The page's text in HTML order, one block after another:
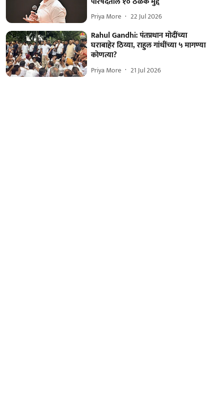
Priya More 22 Jul 2026
Rahul Gandhi: पंतप्रधान मोदींच्या
घराबाहेर ठिय्या, राहुल गांधींच्या ५ मागण्या
कोणत्या?
Priya More 21 Jul 2026